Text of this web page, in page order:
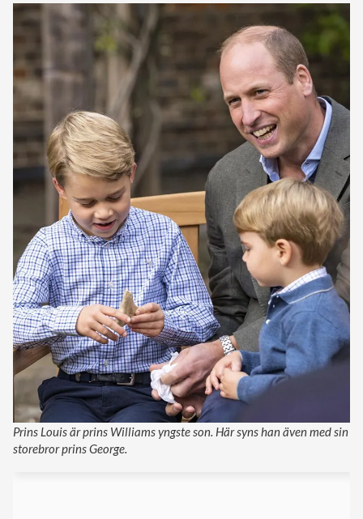
Prins Louis är prins Williams yngste son. Här syns han även med sin
storebror prins George.